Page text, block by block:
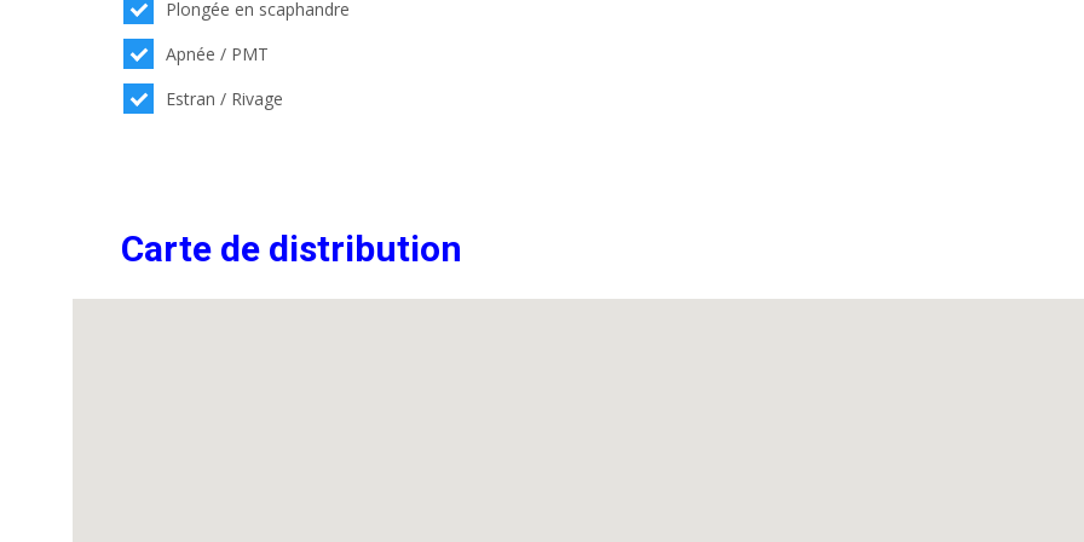
Plongée en scaphandre
Apnée / PMT
Estran / Rivage
Carte de distribution